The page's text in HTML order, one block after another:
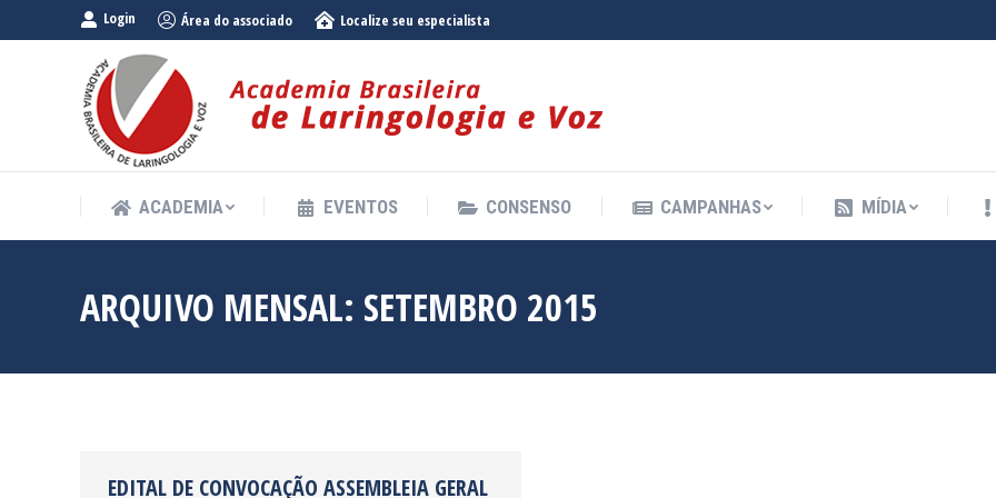
Login Área do associado Localize seu especialista
ACADEMIA
EVENTOS CONSENSO CAMPANHAS MÍDIA
ARQUIVO MENSAL: SETEMBRO 2015
EDITAL DE CONVOCAÇÃO ASSEMBLEIA GERAL
ACADEMIA EVENTOS CONSENSO CAMPANHAS MÍDIA